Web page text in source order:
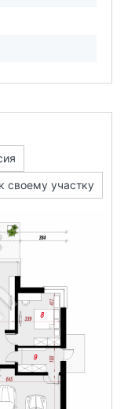
своему участку